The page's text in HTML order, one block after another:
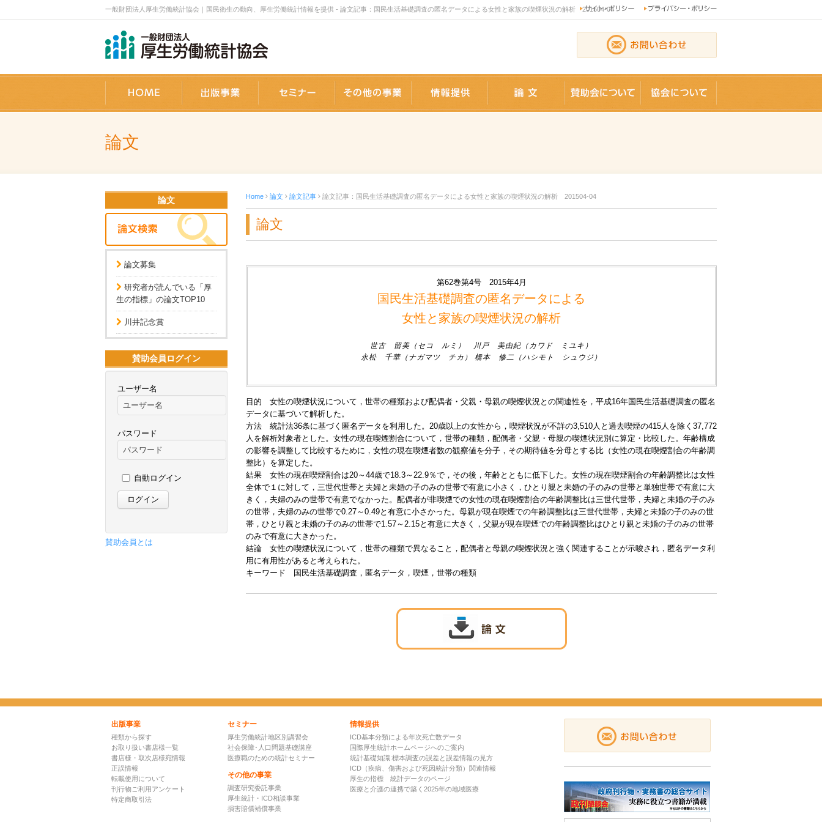
一般財団法人厚生労働統計協会｜国民衛生の動向、厚生労働統計情報を提供 - 論文記事：国民生活基礎調査の匿名データによる女性と家族の喫煙状況の解析 201504-04
ホーム 出版事業 セミナー 事業内容 情報提供 論文 賛助会員 協会について
論文
論文
論文募集
研究者が読んでいる「厚
生の指標」の論文TOP10
川井記念賞
賛助会員ログイン
ユーザー名
パスワード
自動ログイン
賛助会員とは
Home 論文 論文記事 論文記事：国民生活基礎調査の匿名データによる女性と家族の喫煙状況の解析 201504-04
論文
第62巻第4号 2015年4月
国民生活基礎調査の匿名データによる
女性と家族の喫煙状況の解析
世古 留美（セコ ルミ） 川戸 美由紀（カワド ミユキ）
永松 千華（ナガマツ チカ） 橋本 修二（ハシモト シュウジ）
目的 女性の喫煙状況について，世帯の種類および配偶者・父親・母親の喫煙状況との関連性を，平成16年国民生活基礎調査の匿名
データに基づいて解析した。
方法 統計法36条に基づく匿名データを利用した。20歳以上の女性から，喫煙状況が不詳の3,510人と過去喫煙の415人を除く37,772
人を解析対象者とした。女性の現在喫煙割合について，世帯の種類，配偶者・父親・母親の喫煙状況別に算定・比較した。年齢構成
の影響を調整して比較するために，女性の現在喫煙者数の観察値を分子，その期待値を分母とする比（女性の現在喫煙割合の年齢調
整比）を算定した。
結果 女性の現在喫煙割合は20～44歳で18.3～22.9％で，その後，年齢とともに低下した。女性の現在喫煙割合の年齢調整比は女性
全体で１に対して，三世代世帯と夫婦と未婚の子のみの世帯で有意に小さく，ひとり親と未婚の子のみの世帯と単独世帯で有意に大
きく，夫婦のみの世帯で有意でなかった。配偶者が非喫煙での女性の現在喫煙割合の年齢調整比は三世代世帯，夫婦と未婚の子のみ
の世帯，夫婦のみの世帯で0.27～0.49と有意に小さかった。母親が現在喫煙での年齢調整比は三世代世帯，夫婦と未婚の子のみの世
帯，ひとり親と未婚の子のみの世帯で1.57～2.15と有意に大きく，父親が現在喫煙での年齢調整比はひとり親と未婚の子のみの世帯
のみで有意に大きかった。
結論 女性の喫煙状況について，世帯の種類で異なること，配偶者と母親の喫煙状況と強く関連することが示唆され，匿名データ利
用に有用性があると考えられた。
キーワード 国民生活基礎調査，匿名データ，喫煙，世帯の種類
出版事業
種類から探す
お取り扱い書店様一覧
書店様・取次店様宛情報
正誤情報
転載使用について
刊行物ご利用アンケート
特定商取引法
セミナー
厚生労働統計地区別講習会
社会保障･人口問題基礎講座
医療職のための統計セミナー
その他の事業
調査研究委託事業
厚生統計・ICD相談事業
損害賠償補償事業
情報提供
ICD基本分類による年次死亡数データ
国際厚生統計ホームページへのご案内
統計基礎知識:標本調査の誤差と誤差情報の見方
ICD（疾病、傷害および死因統計分類）関連情報
厚生の指標 統計データのページ
医療と介護の連携で築く2025年の地域医療